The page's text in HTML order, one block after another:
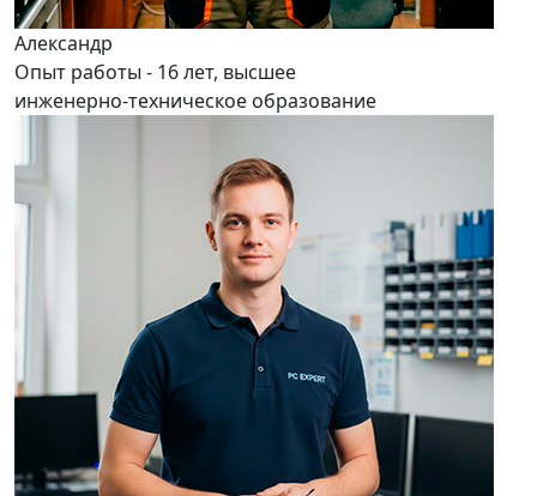
Александр
Опыт работы - 16 лет, высшее
инженерно-техническое образование